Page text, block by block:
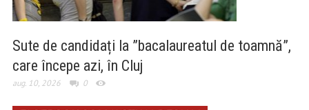
Sute de candidați la ”bacalaureatul de toamnă”,
care începe azi, în Cluj
aug. 10, 2026 0